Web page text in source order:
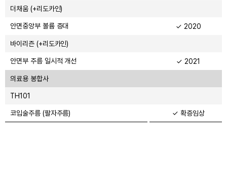
더채움 (+리도카인)
안면중앙부 볼륨 증대 ✓ 2020
바이리즌 (+리도카인)
안면부 주름 일시적 개선 ✓ 2021
의료용 봉합사
TH101
코입술주름 (팔자주름) ✓ 확증임상